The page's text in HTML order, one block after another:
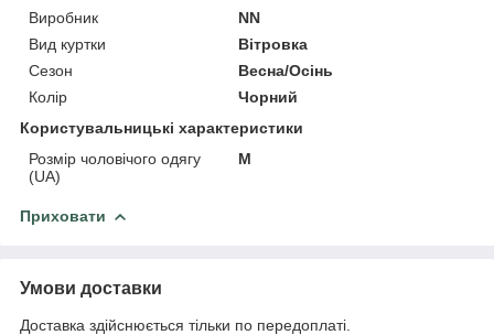
Виробник
NN
Вид куртки
Вітровка
Сезон
Весна/Осінь
Колір
Чорний
Користувальницькі характеристики
Розмір чоловічого одягу
(UA)
M
Приховати
Умови доставки
Доставка здійснюється тільки по передоплаті.